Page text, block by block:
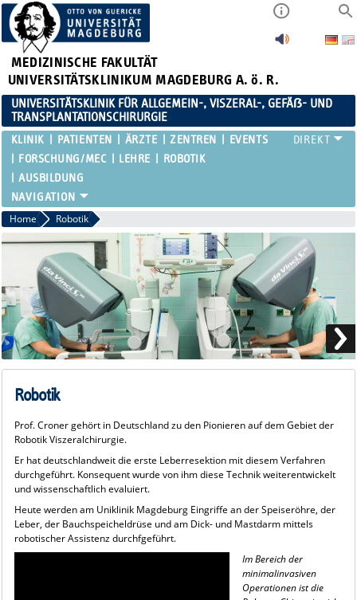
MEDIZINISCHE FAKULTÄT
UNIVERSITÄTSKLINIKUM MAGDEBURG A. ö. R.
UNIVERSITÄTSKLINIK FÜR ALLGEMEIN-, VISZERAL-, GEFÄẞ- UND
TRANSPLANTATIONSCHIRURGIE
KLINIK PATIENTEN ÄRZTE ZENTREN
EVENTS
FORSCHUNG/MEC
LEHRE
ROBOTIK
AUSBILDUNG
Home Robotik
Robotik
Prof. Croner gehört in Deutschland zu den Pionieren auf dem Gebiet der
Robotik Viszeralchirurgie.
Er hat deutschlandweit die erste Leberresektion mit diesem Verfahren
durchgeführt. Konsequent wurde von ihm diese Technik weiterentwickelt
und wissenschaftlich evaluiert.
Heute werden am Uniklinik Magdeburg Eingriffe an der Speiseröhre, der
Leber, der Bauchspeicheldrüse und am Dick- und Mastdarm mittels
robotischer Assistenz durchfgeführt.
Im Bereich der
minimalinvasiven
Operationen ist die